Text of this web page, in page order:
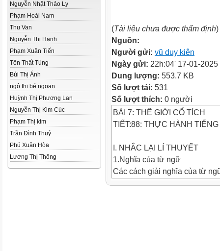
Nguyễn Nhật Thảo Ly
Phạm Hoài Nam
Thu Van
Nguyễn Thị Hạnh
Phạm Xuân Tiến
Tôn Thất Tùng
Bùi Thị Ánh
ngô thị bé ngoan
Huỳnh Thị Phương Lan
Nguyễn Thị Kim Cúc
Phạm Thị kim
Trần Đình Thuỷ
Phú Xuân Hòa
Lương Thị Thông
(Tài liệu chưa được thẩm định)
Nguồn:
Người gửi: vũ duy kiên
Ngày gửi: 22h:04' 17-01-2025
Dung lượng: 553.7 KB
Số lượt tải: 531
Số lượt thích: 0 người
BÀI 7: THẾ GIỚI CỔ TÍCH
TIẾT:88: THỰC HÀNH
I. NHẮC LẠI LÍ THUYẾT
1.Nghĩa của từ ngữ
Các cách giải nghĩa của từ